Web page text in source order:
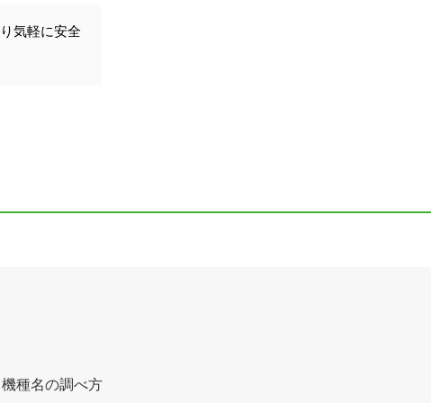
気軽に安全
機種名の調べ方